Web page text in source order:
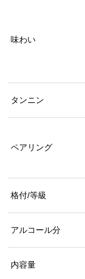
味わい
タンニン
ペアリング
格付/等級
アルコール分
内容量